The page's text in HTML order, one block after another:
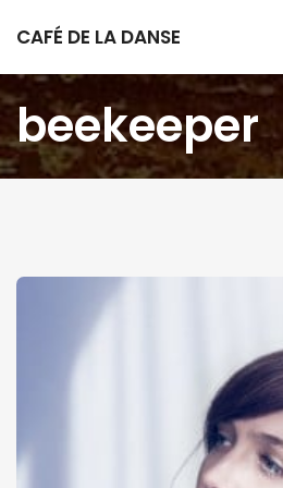
CAFÉ DE LA DANSE
beekeeper